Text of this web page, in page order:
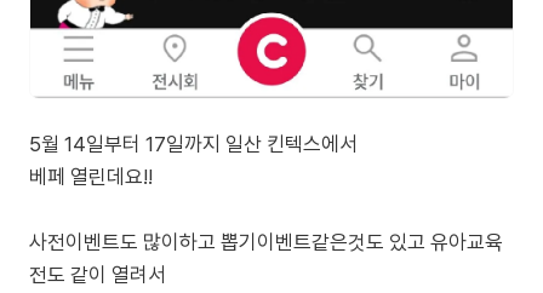
5월 14일부터 17일까지 일산 킨텍스에서
베페 열린데요!!
사전이벤트도 많이하고 뽑기이벤트같은것도 있고 유아교육
전도 같이 열려서